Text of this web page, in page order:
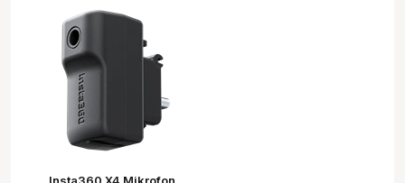
Insta360 X4 Mikrofon